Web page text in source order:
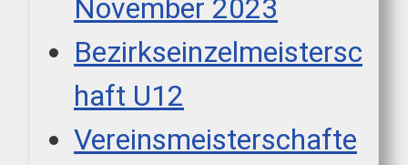
November 2023
Bezirkseinzelmeistersc
haft U12
Vereinsmeisterschafte